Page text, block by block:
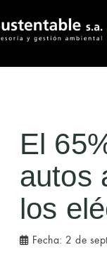
El
autos
los
Fecha: 2 de